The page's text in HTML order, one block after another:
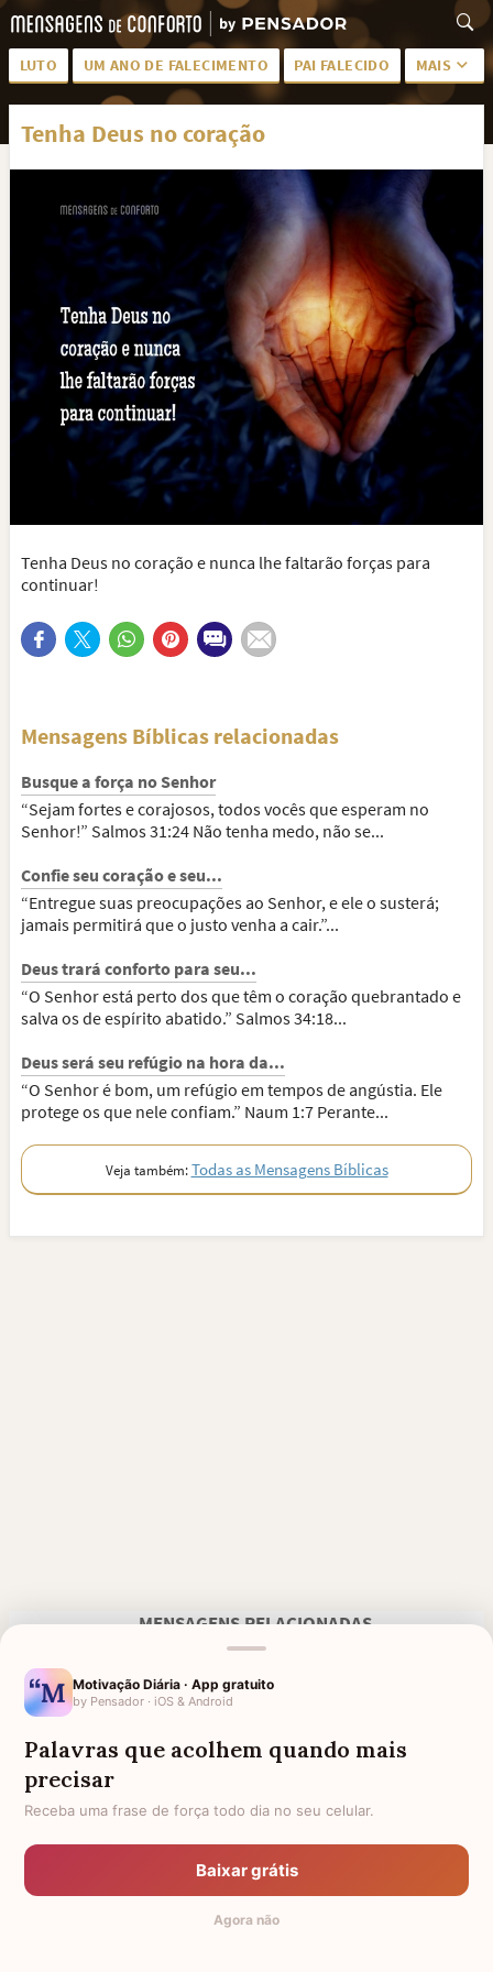
LUTO UM ANO DE FALECIMENTO PAI FALECIDO MAIS
LUTO PARA AMIGA PALAVRAS
PÊSAMES PARA AMIGA DESCANSE EM PAZ
MEUS SENTIMENTOS PÊSAMES PARA AMIGO
FRASES DE LUTO PARA AMIGO FIM DE NAMORO
TODAS AS CATEGORIAS
Tenha Deus no coração
Tenha Deus no coração e nunca lhe faltarão forças para
continuar!
Mensagens Bíblicas relacionadas
Busque a força no Senhor
“Sejam fortes e corajosos, todos vocês que esperam no
Senhor!” Salmos 31:24 Não tenha medo, não se...
Confie seu coração e seu...
“Entregue suas preocupações ao Senhor, e ele o susterá;
jamais permitirá que o justo venha a cair.”...
Deus trará conforto para seu...
“O Senhor está perto dos que têm o coração quebrantado e
salva os de espírito abatido.” Salmos 34:18...
Deus será seu refúgio na hora da...
“O Senhor é bom, um refúgio em tempos de angústia. Ele
protege os que nele confiam.” Naum 1:7 Perante...
Veja também:Todas as Mensagens Bíblicas
MENSAGENS RELACIONADAS
QUE DEUS TE RECEBA DE
MENSAGENS DE DEUS PARA
AMIGO
QUEM PERDEU ALGUÉM
AGRADECIMENTO A DEUS DEUS
FRASES DE CONFORTO PARA
QUEM ESTÁ EM SOFRIMENTO
Motivação Diária · App gratuito
by Pensador · iOS & Android
Palavras que acolhem quando mais
precisar
Receba uma frase de força todo dia no seu celular.
Baixar grátis
Agora não